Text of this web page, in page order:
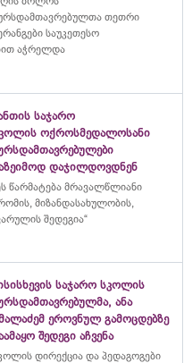
თეთრი
საუკეთესო
აჭრელდა
საჯარო
ოქროსმედალოსანი
დაჯილდოვდნენ
წარმატება მრავალწლიანი
მიზანდასახულობის,
შედეგია“
საჯარო სკოლის
ანა
ეროვნულ გამოცდებზე
შედეგი აჩვენა
დირექცია და პედაგოგები